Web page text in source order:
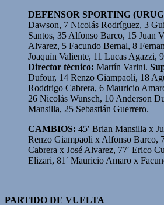
DEFENSOR SPORTING
Dawson, 7 Nicolás Rodríguez, 3
Santos, 35 Alfonso Barco, 15 Juan
Alvarez, 5 Facundo Bernal, 8
Joaquín Valiente, 11 Lucas Agazzi,
Director técnico: Martín Varini.
Dufour, 14 Renzo Giampaoli, 18
Roddrigo Cabrera, 6 Mauricio
26 Nicolás Wunsch, 10 Anderson
Mansilla, 25 Sebastián Guerrero.
CAMBIOS: 45′ Brian Mansilla x
Renzo Giampaoli x Alfonso Barco,
Cabrera x José Alvarez, 77′ Erico
Elizari, 81′ Mauricio Amaro x
PARTIDO DE VUELTA